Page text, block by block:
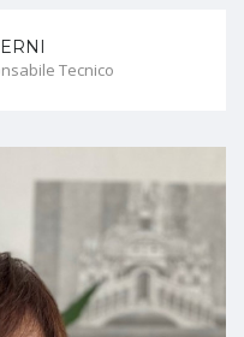
Tecnico